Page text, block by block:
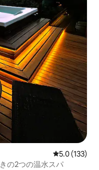
レビュー133
5.0 (133)
の2つの温水スパ